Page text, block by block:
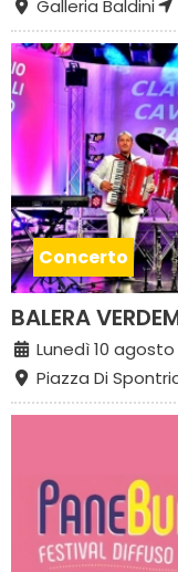
Galleria Baldini
Concerto
BALERA
Lunedì 10 agosto
Piazza Di